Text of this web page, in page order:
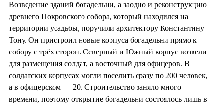
Возведение зданий богадельни, а заодно и реконструкцию
древнего Покровского собора, который находился на
территории усадьбы, поручили архитектору Константину
Тону. Он пристроил новые корпуса богадельни прямо к
собору с трёх сторон. Северный и Южный корпус возвели
для размещения солдат, а восточный для офицеров. В
солдатских корпусах могли поселить сразу по 200 человек,
а в офицерском — 20. Строительство заняло много
времени, поэтому открытие богадельни состоялось лишь в